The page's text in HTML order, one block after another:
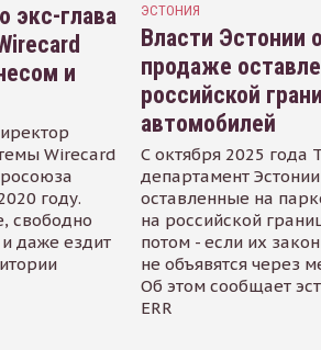
экс-глава
и
Wirecard
году.
свободно
даже ездит
ЭСТОНИЯ
Власти Эстонии
продаже
российской
автомобилей
С октября 2025 года
департамент
оставленные на
на российской
потом - если их
не объявятся через
Об этом сообщает
ERR